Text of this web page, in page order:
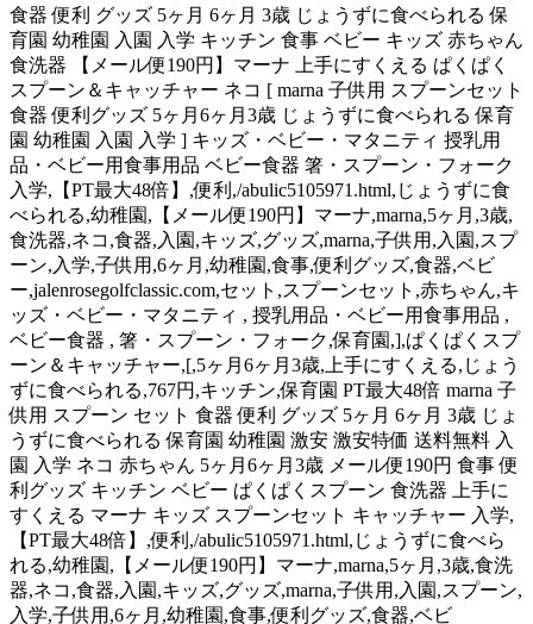
食器 便利 グッズ 5ヶ月 6ヶ月 3歳 じょうずに食べられる 保
育園 幼稚園 入園 入学 キッチン 食事 ベビー キッズ 赤ちゃん
食洗器 【メール便190円】マーナ 上手にすくえる ぱくぱく
スプーン＆キャッチャー ネコ [ marna 子供用 スプーンセット
食器 便利グッズ 5ヶ月6ヶ月3歳 じょうずに食べられる 保育
園 幼稚園 入園 入学 ] キッズ・ベビー・マタニティ 授乳用
品・ベビー用食事用品 ベビー食器 箸・スプーン・フォーク
入学,【PT最大48倍】,便利,/abulic5105971.html,じょうずに食
べられる,幼稚園,【メール便190円】マーナ,marna,5ヶ月,3歳,
食洗器,ネコ,食器,入園,キッズ,グッズ,marna,子供用,入園,スプ
ーン,入学,子供用,6ヶ月,幼稚園,食事,便利グッズ,食器,ベビ
ー,jalenrosegolfclassic.com,セット,スプーンセット,赤ちゃん,キ
ッズ・ベビー・マタニティ , 授乳用品・ベビー用食事用品 ,
ベビー食器 , 箸・スプーン・フォーク,保育園,],ぱくぱくスプ
ーン＆キャッチャー,[,5ヶ月6ヶ月3歳,上手にすくえる,じょう
ずに食べられる,767円,キッチン,保育園 PT最大48倍 marna 子
供用 スプーン セット 食器 便利 グッズ 5ヶ月 6ヶ月 3歳 じょ
うずに食べられる 保育園 幼稚園 激安 激安特価 送料無料 入
園 入学 ネコ 赤ちゃん 5ヶ月6ヶ月3歳 メール便190円 食事 便
利グッズ キッチン ベビー ぱくぱくスプーン 食洗器 上手に
すくえる マーナ キッズ スプーンセット キャッチャー 入学,
【PT最大48倍】,便利,/abulic5105971.html,じょうずに食べら
れる,幼稚園,【メール便190円】マーナ,marna,5ヶ月,3歳,食洗
器,ネコ,食器,入園,キッズ,グッズ,marna,子供用,入園,スプーン,
入学,子供用,6ヶ月,幼稚園,食事,便利グッズ,食器,ベビ